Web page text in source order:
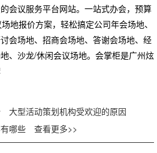
会议服务平台网站。一站式办会，预算
地报价方案，轻松搞定公司年会场地、
会场地、招商会场地、答谢会场地、经
、沙龙/休闲会议场地。会掌柜是广州炫
大型活动策划机构受欢迎的原因
哪些
查看更多>>